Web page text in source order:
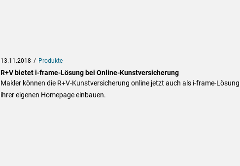
13.11.2018 Produkte
R+V bietet i-frame-Lösung bei Online-Kunstversicherung
Makler können die R+V-Kunstversicherung online jetzt auch als i-frame-
ihrer eigenen Homepage einbauen.